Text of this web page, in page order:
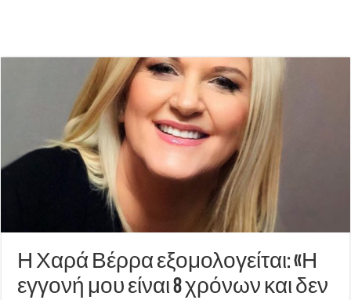
Η Χαρά Βέρρα εξομολογείται: «Η
εγγονή μου είναι 8 χρόνων και δεν